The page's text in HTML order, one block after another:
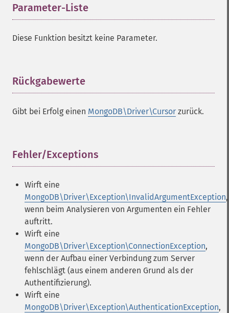
Parameter-Liste
Diese Funktion besitzt keine Parameter.
Rückgabewerte
Gibt bei Erfolg einen MongoDB\Driver\Cursor zurück.
Fehler/Exceptions
Wirft eine
MongoDB\Driver\Exception\InvalidArgumentException,
wenn beim Analysieren von Argumenten ein Fehler
auftritt.
Wirft eine
MongoDB\Driver\Exception\ConnectionException,
wenn der Aufbau einer Verbindung zum Server
fehlschlägt (aus einem anderen Grund als der
Authentifizierung).
Wirft eine
MongoDB\Driver\Exception\AuthenticationException,